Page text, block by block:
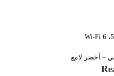
– أخضر لامع